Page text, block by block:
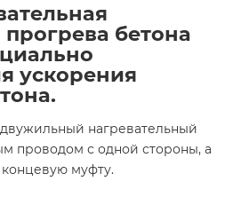
бетона
ускорения
нагревательный
проводом с одной стороны, а
муфту.